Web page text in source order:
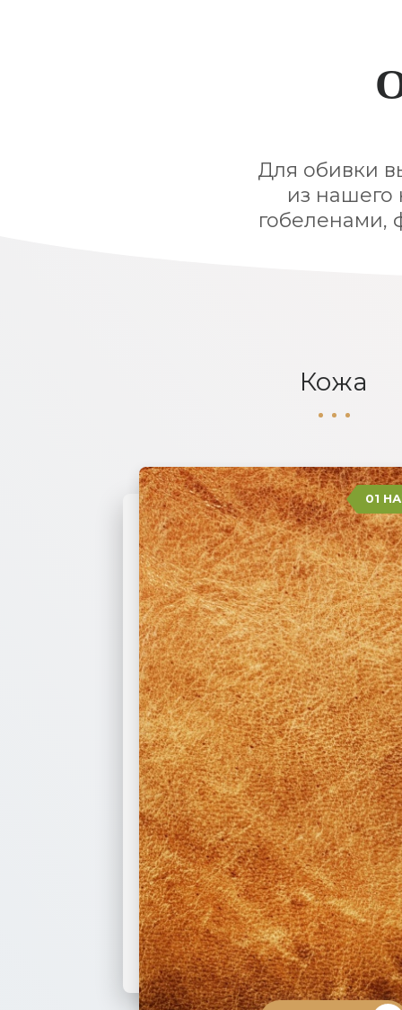
Для обивки
из нашего
гобеленами,
Кожа
04 ЗАМША
ПОДРОБНЕЕ
01
03 ИСКУССТВЕННАЯ КОЖА
ПОДРОБНЕЕ